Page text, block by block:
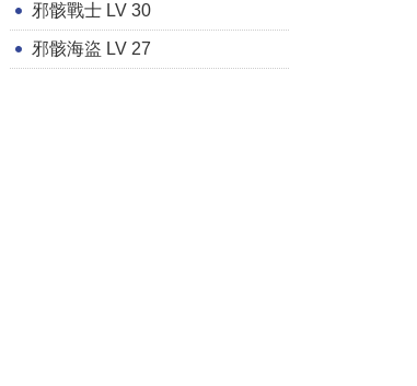
邪骸戰士 LV 30
邪骸海盜 LV 27